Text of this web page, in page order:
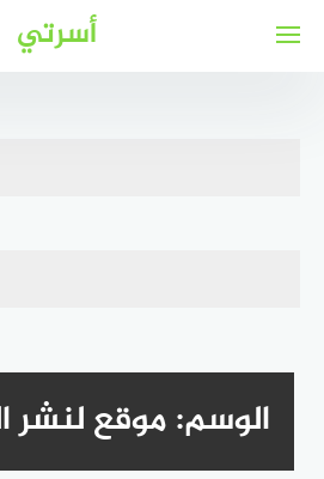
أسرتي
الوسم:موقع لنشر